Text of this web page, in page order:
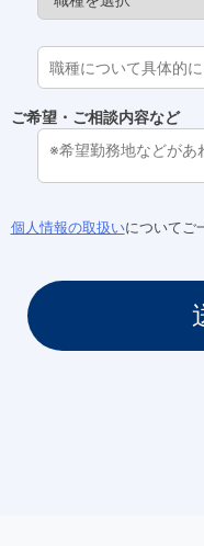
ご希望・ご相談内容など
個人情報の取扱いについてご